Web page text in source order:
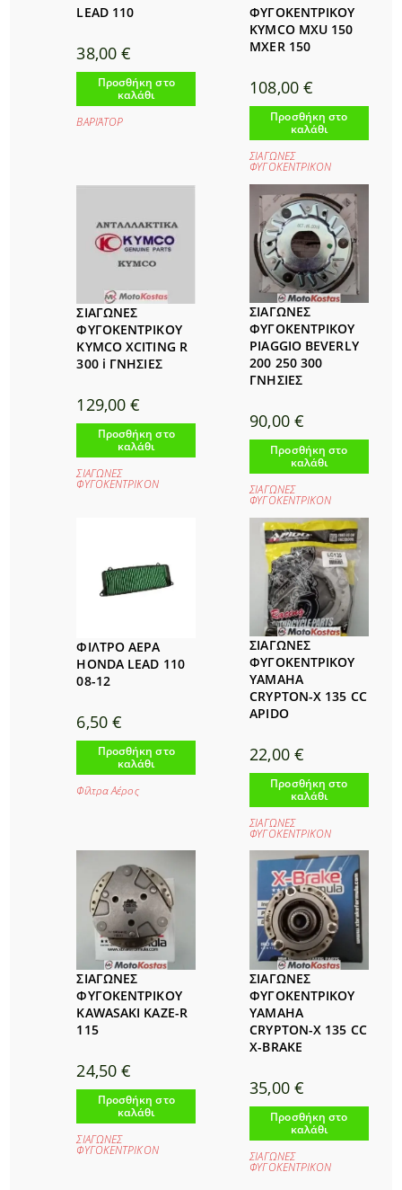
LEAD 110
38,00€
Προσθήκη στο
καλάθι
ΒΑΡΙΆΤΟΡ
ΦΥΓΟΚΕΝΤΡΙΚΟΥ
KYMCO MXU 150
MXER 150
108,00 €
Προσθήκη στο
καλάθι
ΣΙΑΓΩΝΕΣ
ΦΥΓΟΚΕΝΤΡΙΚΟΝ
ΣΙΑΓΩΝΕΣ
ΦΥΓΟΚΕΝΤΡΙΚΟΥ
KYMCO XCITING R
300 i ΓΝΗΣΙΕΣ
129,00€
Προσθήκη στο
καλάθι
ΣΙΑΓΩΝΕΣ
ΦΥΓΟΚΕΝΤΡΙΚΟΝ
ΣΙΑΓΩΝΕΣ
ΦΥΓΟΚΕΝΤΡΙΚΟΥ
PIAGGIO BEVERLY
200 250 300
ΓΝΗΣΙΕΣ
90,00 €
Προσθήκη στο
καλάθι
ΣΙΑΓΩΝΕΣ
ΦΥΓΟΚΕΝΤΡΙΚΟΝ
ΦΙΛΤΡΟ ΑΕΡΑ
HONDA LEAD 110
08-12
6,50 €
Προσθήκη στο
καλάθι
Φίλτρα Αέρος
ΣΙΑΓΩΝΕΣ
ΦΥΓΟΚΕΝΤΡΙΚΟΥ
YAMAHA
CRYPTON-X 135 CC
APIDO
22,00 €
Προσθήκη στο
καλάθι
ΣΙΑΓΩΝΕΣ
ΦΥΓΟΚΕΝΤΡΙΚΟΝ
ΣΙΑΓΩΝΕΣ
ΦΥΓΟΚΕΝΤΡΙΚΟΥ
KAWASAKI KAZE-R
115
24,50€
Προσθήκη στο
καλάθι
ΣΙΑΓΩΝΕΣ
ΦΥΓΟΚΕΝΤΡΙΚΟΝ
ΣΙΑΓΩΝΕΣ
ΦΥΓΟΚΕΝΤΡΙΚΟΥ
YAMAHA
CRYPTON-X 135 CC
X-BRAKE
35,00 €
Προσθήκη στο
καλάθι
ΣΙΑΓΩΝΕΣ
ΦΥΓΟΚΕΝΤΡΙΚΟΝ